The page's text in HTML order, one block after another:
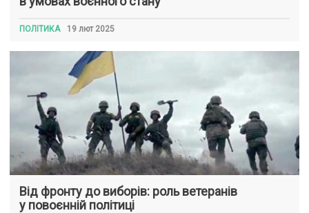
ПОЛІТИКА 19 лют 2025
Від фронту до виборів: роль ветеранів
у повоєнній політиці